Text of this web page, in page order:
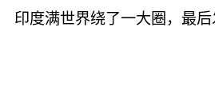
印度满世界绕了一大圈，最后